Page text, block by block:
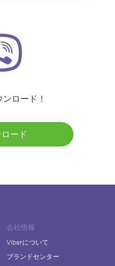
ロード！
ード
会社情報
Viberについて
ブランドセンター